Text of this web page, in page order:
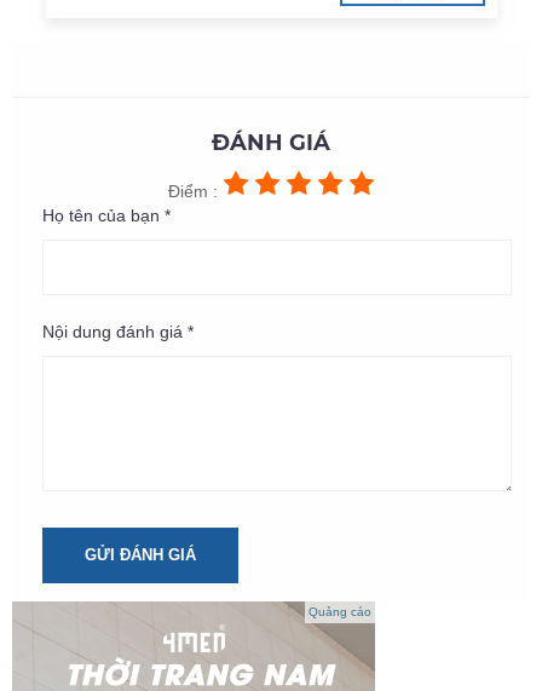
ĐÁNH GIÁ
Điểm :
Họ tên của bạn *
Nội dung đánh giá *
GỬI ĐÁNH GIÁ
Quảng cáo